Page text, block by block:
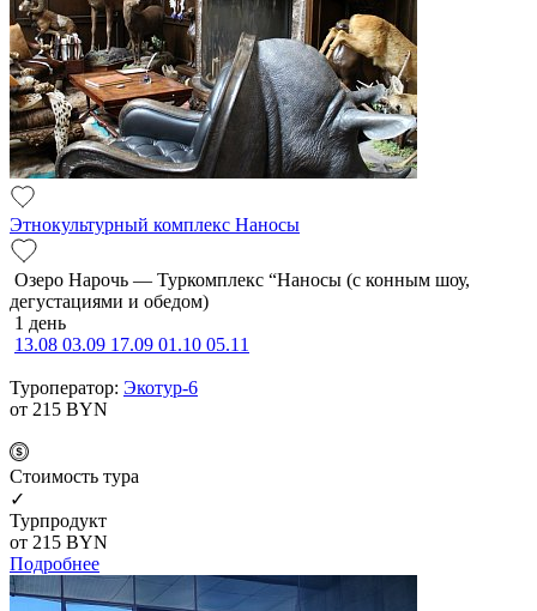
Этнокультурный комплекс Наносы
Озеро Нарочь — Туркомплекс “Наносы (с конным шоу,
дегустациями и обедом)
1 день
13.08 03.09 17.09 01.10 05.11
Туроператор: Экотур-6
от 215 BYN
Cтоимость тура
✓
Турпродукт
от 215 BYN
Подробнее